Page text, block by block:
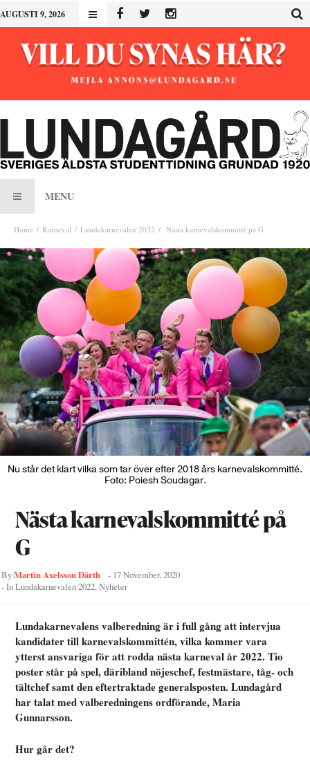
AUGUSTI 9, 2026
MENU
Home Karneval Lundakarnevalen 2022 Nästa karnevalskommitté på G
Nu står det klart vilka som tar över efter 2018 års karnevalskommitté.
Foto: Poiesh Soudagar.
Nästa karnevalskommitté på
G
ByMartin Axelsson Därth - 17 November, 2020
- InLundakarnevalen 2022,Nyheter
Lundakarnevalens valberedning är i full gång att intervjua
kandidater till karnevalskommittén, vilka kommer vara
ytterst ansvariga för att rodda nästa karneval år 2022. Tio
poster står på spel, däribland nöjeschef, festmästare, tåg- och
tältchef samt den eftertraktade generalsposten. Lundagård
har talat med valberedningens ordförande, Maria
Gunnarsson.
Hur går det?